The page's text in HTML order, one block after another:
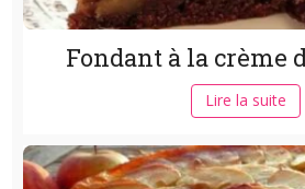
Fondant à la crème
Lire la suite